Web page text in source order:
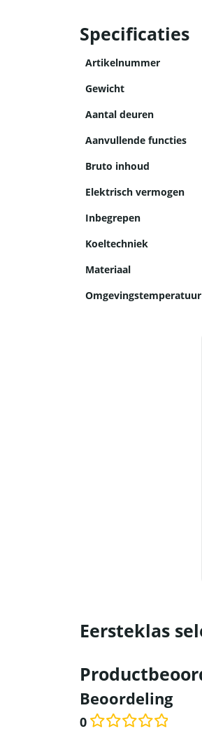
Specificaties
Artikelnummer
Gewicht
Aantal deuren
Aanvullende functies
Bruto inhoud
Elektrisch vermogen
Inbegrepen
Koeltechniek
Materiaal
Omgevingstemperatuur
Eersteklas
Beoordeling
0